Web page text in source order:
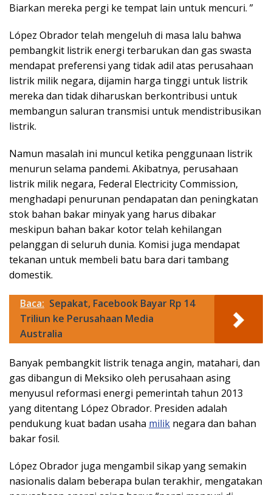
Biarkan mereka pergi ke tempat lain untuk mencuri. ”
López Obrador telah mengeluh di masa lalu bahwa
pembangkit listrik energi terbarukan dan gas swasta
mendapat preferensi yang tidak adil atas perusahaan
listrik milik negara, dijamin harga tinggi untuk listrik
mereka dan tidak diharuskan berkontribusi untuk
membangun saluran transmisi untuk mendistribusikan
listrik.
Namun masalah ini muncul ketika penggunaan listrik
menurun selama pandemi. Akibatnya, perusahaan
listrik milik negara, Federal Electricity Commission,
menghadapi penurunan pendapatan dan peningkatan
stok bahan bakar minyak yang harus dibakar
meskipun bahan bakar kotor telah kehilangan
pelanggan di seluruh dunia. Komisi juga mendapat
tekanan untuk membeli batu bara dari tambang
domestik.
Baca: Sepakat, Facebook Bayar Rp 14
Triliun ke Perusahaan Media
Australia
Banyak pembangkit listrik tenaga angin, matahari, dan
gas dibangun di Meksiko oleh perusahaan asing
menyusul reformasi energi pemerintah tahun 2013
yang ditentang López Obrador. Presiden adalah
pendukung kuat badan usaha milik negara dan bahan
bakar fosil.
López Obrador juga mengambil sikap yang semakin
nasionalis dalam beberapa bulan terakhir, mengatakan